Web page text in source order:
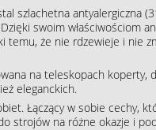
szlachetna antyalergiczna
swoim właściwościom
temu, że nie rdzewieje i nie
na teleskopach koperty,
eleganckich.
Łączący w sobie cechy,
strojów na różne okazje i